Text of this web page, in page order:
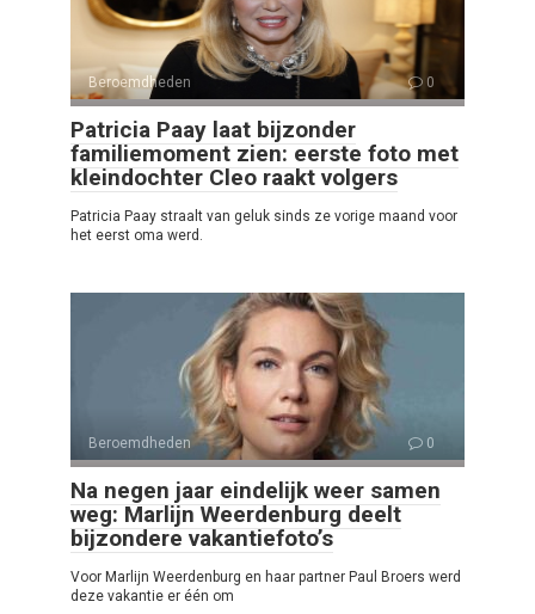
Beroemdheden 0
Patricia Paay laat bijzonder
familiemoment zien: eerste foto met
kleindochter Cleo raakt volgers
Patricia Paay straalt van geluk sinds ze vorige maand voor
het eerst oma werd.
Beroemdheden 0
Na negen jaar eindelijk weer samen
weg: Marlijn Weerdenburg deelt
bijzondere vakantiefoto’s
Voor Marlijn Weerdenburg en haar partner Paul Broers werd
deze vakantie er één om